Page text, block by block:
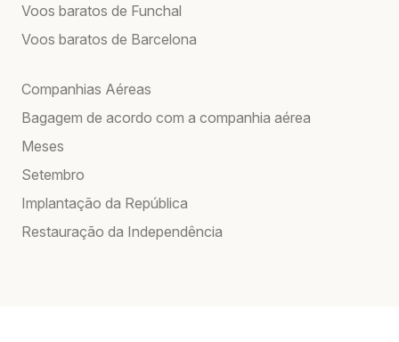
Voos baratos de Funchal
Voos baratos de Barcelona
Companhias Aéreas
Bagagem de acordo com a companhia aérea
Meses
Setembro
Implantação da República
Restauração da Independência